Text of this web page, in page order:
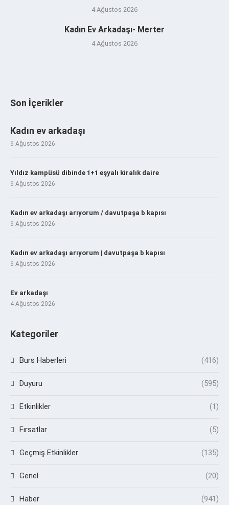
4 Ağustos 2026
Kadın Ev Arkadaşı- Merter
4 Ağustos 2026
Son İçerikler
Kadın ev arkadaşı
6 Ağustos 2026
Yıldız kampüsü dibinde 1+1 eşyalı kiralık daire
6 Ağustos 2026
Kadın ev arkadaşı arıyorum / davutpaşa b kapısı
6 Ağustos 2026
Kadın ev arkadaşı arıyorum | davutpaşa b kapısı
6 Ağustos 2026
Ev arkadaşı
4 Ağustos 2026
Kategoriler
Burs Haberleri (416)
Duyuru (595)
Etkinlikler (1)
Fırsatlar (5)
Geçmiş Etkinlikler (135)
Genel (20)
Haber (941)